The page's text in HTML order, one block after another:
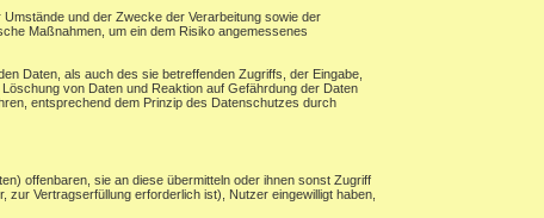
und der Zwecke der Verarbeitung sowie der
Maßnahmen, um ein dem Risiko angemessenes
Daten, als auch des sie betreffenden Zugriffs, der Eingabe,
von Daten und Reaktion auf Gefährdung der Daten
entsprechend dem Prinzip des Datenschutzes durch
offenbaren, sie an diese übermitteln oder ihnen sonst Zugriff
Vertragserfüllung erforderlich ist), Nutzer eingewilligt haben,